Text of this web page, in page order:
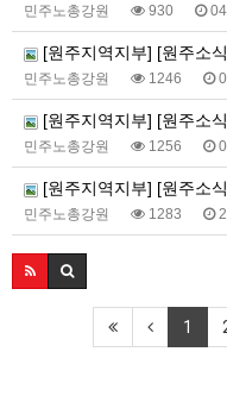
민주노총강원 930
[원주지역지부] [원주소
민주노총강원 1246
[원주지역지부] [원주소
민주노총강원 1256
[원주지역지부] [원주소식
민주노총강원 1283
1